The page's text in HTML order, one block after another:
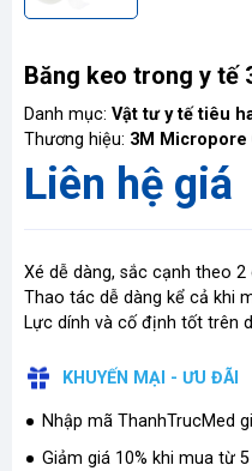
Băng keo trong y tế
Danh mục: Vật tư y tế tiêu
Thương hiệu: 3M Micropore
Liên hệ giá
Xé dễ dàng, sắc cạnh theo 2
Thao tác dễ dàng kể cả khi
Lực dính và cố định tốt trên
KHUYẾN MẠI - ƯU ĐÃI
Nhập mã ThanhTrucMed
Giảm giá 10% khi mua từ